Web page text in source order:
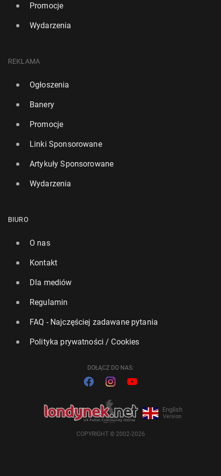
Promocje
Wydarzenia
REKLAMA
Ogłoszenia
Banery
Promocje
Linki Sponsorowane
Artykuły Sponsorowane
Wydarzenia
BIURO
O nas
Kontakt
Dla mediów
Regulamin
FAQ - Najczęściej zadawane pytania
Polityka prywatności / Cookies
DOŁĄCZ DO NAS:
English
Version
COPYRIGHT © 2002-2026